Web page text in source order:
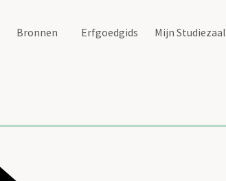
Bronnen Erfgoedgids Mijn Studiezaal